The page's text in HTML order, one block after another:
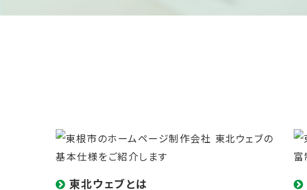
東北ウェブとは